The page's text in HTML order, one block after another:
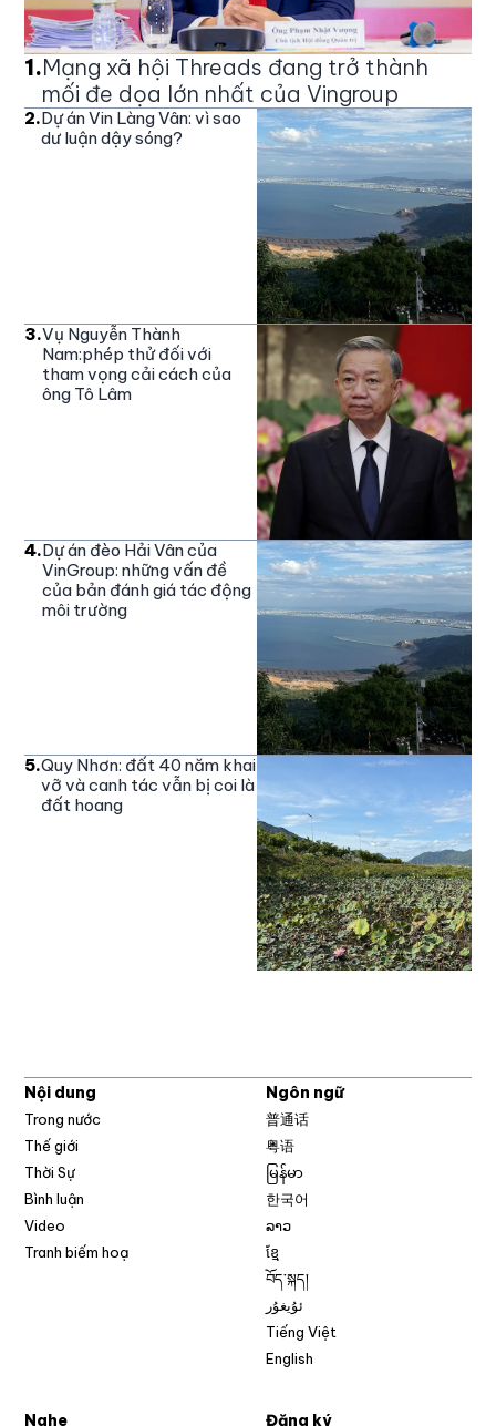
1.Mạng xã hội Threads đang trở thành
mối đe dọa lớn nhất của Vingroup
2.Dự án Vin Làng Vân: vì sao
dư luận dậy sóng?
3.Vụ Nguyễn Thành
Nam:phép thử đối với
tham vọng cải cách của
ông Tô Lâm
4.Dự án đèo Hải Vân của
VinGroup: những vấn đề
của bản đánh giá tác động
môi trường
5.Quy Nhơn: đất 40 năm khai
vỡ và canh tác vẫn bị coi là
đất hoang
Nội dung
Trong nước
Thế giới
Thời Sự
Bình luận
Video
Tranh biếm hoạ
Ngôn ngữ
普通话
粤语
မြန်မာ
한국어
ລາວ
ខ្មែ
བོད་སྐད།
ئۇيغۇر
Tiếng Việt
English
Nghe Đăng ký